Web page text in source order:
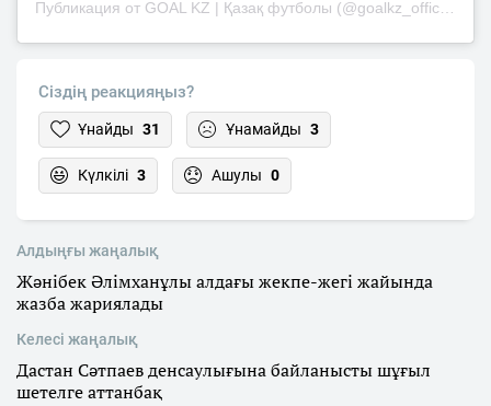
Сіздің реакцияңыз?
Ұнайды 31 Ұнамайды 3
Күлкілі 3 Ашулы 0
Алдыңғы жаңалық
Жәнібек Әлімханұлы алдағы жекпе-жегі жайында
жазба жариялады
Келесі жаңалық
Дастан Сәтпаев денсаулығына байланысты шұғыл
шетелге аттанбақ